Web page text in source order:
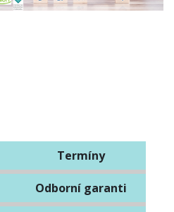
Termíny
Odborní garanti